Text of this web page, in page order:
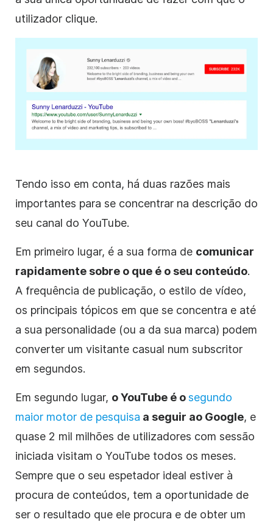
utilizador clique.
Tendo isso em conta, há duas razões mais
importantes para se concentrar na descrição do
seu canal do YouTube.
Em primeiro lugar, é a sua forma de comunicar
rapidamente sobre o que é o seu conteúdo.
A frequência de publicação, o estilo de vídeo,
os principais tópicos em que se concentra e até
a sua personalidade (ou a da sua marca) podem
converter um visitante casual num subscritor
em segundos.
Em segundo lugar, o YouTube é osegundo
maior motor de pesquisa a seguir ao Google, e
quase 2 mil milhões de utilizadores com sessão
iniciada visitam o YouTube todos os meses.
Sempre que o seu espetador ideal estiver à
procura de conteúdos, tem a oportunidade de
ser o resultado que ele procura e de obter um